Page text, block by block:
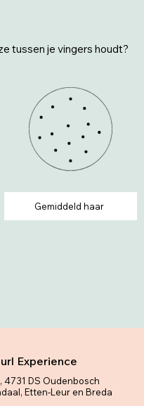
tussen je vingers houdt?
Gemiddeld haar
Experience
4731 DS Oudenbosch
Etten-Leur en Breda